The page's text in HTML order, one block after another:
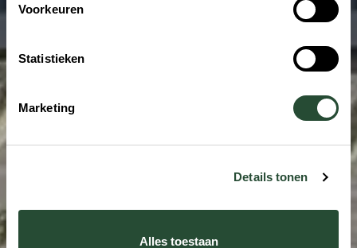
Voorkeuren
Statistieken
Marketing
Details tonen
Alles toestaan
ontwerpers
Onze werkwijze